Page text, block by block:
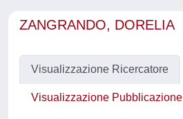
ZANGRANDO, DORELIA
Visualizzazione Ricercatore
Visualizzazione Pubblicazione